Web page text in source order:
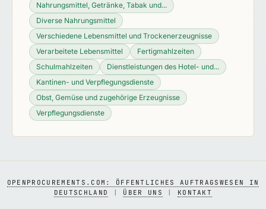
Nahrungsmittel, Getränke, Tabak und...
Diverse Nahrungsmittel
Verschiedene Lebensmittel und Trockenerzeugnisse
Verarbeitete Lebensmittel
Fertigmahlzeiten
Schulmahlzeiten
Dienstleistungen des Hotel- und...
Kantinen- und Verpflegungsdienste
Obst, Gemüse und zugehörige Erzeugnisse
Verpflegungsdienste
OPENPROCUREMENTS.COM: ÖFFENTLICHES AUFTRAGSWESEN IN
DEUTSCHLAND
ÜBER UNS KONTAKT